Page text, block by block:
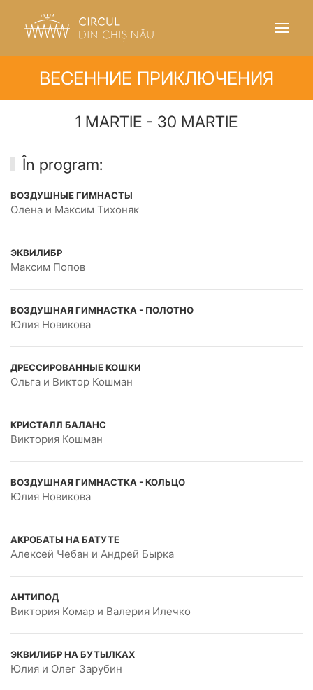
ВЕСЕННИЕ ПРИКЛЮЧЕНИЯ
1 MARTIE - 30 MARTIE
În program:
ВОЗДУШНЫЕ ГИМНАСТЫ
Олена и Максим Тихоняк
ЭКВИЛИБР
Максим Попов
ВОЗДУШНАЯ ГИМНАСТКА - ПОЛОТНО
Юлия Новикова
ДРЕССИРОВАННЫЕ КОШКИ
Ольга и Виктор Кошман
КРИСТАЛЛ БАЛАНС
Виктория Кошман
ВОЗДУШНАЯ ГИМНАСТКА - КОЛЬЦО
Юлия Новикова
АКРОБАТЫ НА БАТУТЕ
Алексей Чебан и Андрей Бырка
АНТИПОД
Виктория Комар и Валерия Илечко
ЭКВИЛИБР НА БУТЫЛКАХ
Юлия и Олег Зарубин